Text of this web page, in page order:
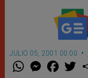
JULIO 05, 2001 00:00
W M
e
F
a w